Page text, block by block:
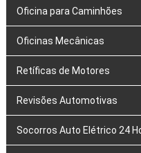
Oficina para Caminhões
Oficinas Mecânicas
Retíficas de Motores
Revisões Automotivas
Socorros Auto Elétrico 24